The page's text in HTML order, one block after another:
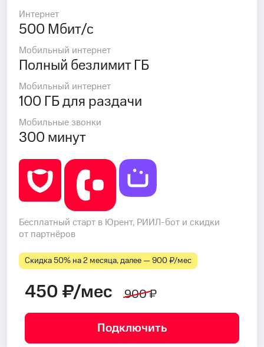
Интернет
500 Мбит/с
Мобильный интернет
Полный безлимит ГБ
Мобильный интернет
100 ГБ для раздачи
Мобильные звонки
300 минут
Бесплатный старт в Юрент, РИИЛ-бот и скидки
от партнёров
Скидка 50% на 2 месяца, далее — 900 ₽⁠/⁠мес
450 ₽/мес 900 ₽
Подключить